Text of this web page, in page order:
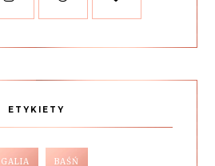
ETYKIETY
BAŚŃ